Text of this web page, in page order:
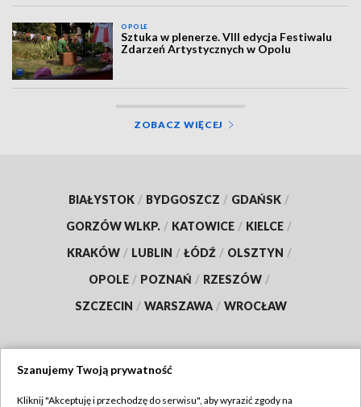
OPOLE
Sztuka w plenerze. VIII edycja Festiwalu
Zdarzeń Artystycznych w Opolu
ZOBACZ WIĘCEJ
BIAŁYSTOK / BYDGOSZCZ / GDAŃSK /
GORZÓW WLKP. / KATOWICE / KIELCE /
KRAKÓW / LUBLIN / ŁÓDŹ / OLSZTYN /
OPOLE / POZNAŃ / RZESZÓW /
SZCZECIN / WARSZAWA / WROCŁAW
Szanujemy Twoją prywatność
Kliknij "Akceptuję i przechodzę do serwisu", aby wyrazić zgody na